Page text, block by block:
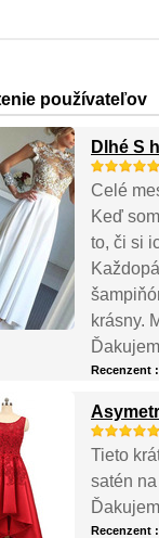
používateľov
Dlhé S
Celé
Keď
to, či si
krásny.
Recenzent
Tieto
satén
Recenzent